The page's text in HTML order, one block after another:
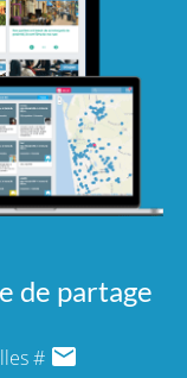
de partage
#